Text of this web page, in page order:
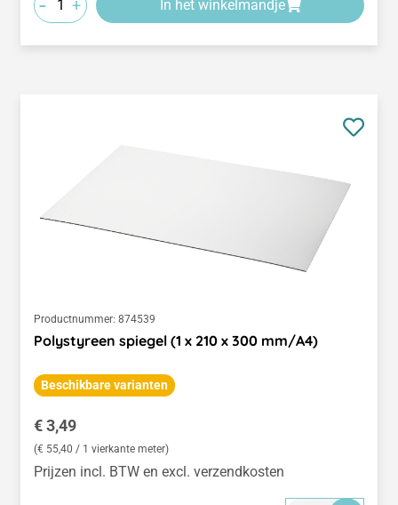
+ In het winkelmandje
Productnummer: 874539
Polystyreen spiegel (1 x 210 x 300 mm/A4)
Beschikbare varianten
Normale prijs:
€ 3,49
(€ 55,40 / 1 vierkante meter)
Prijzen incl. BTW en excl. verzendkosten